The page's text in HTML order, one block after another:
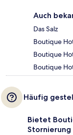
Auch
Das Salz
Boutique
Boutique
Boutique
Häufig
Bietet
Stornierung